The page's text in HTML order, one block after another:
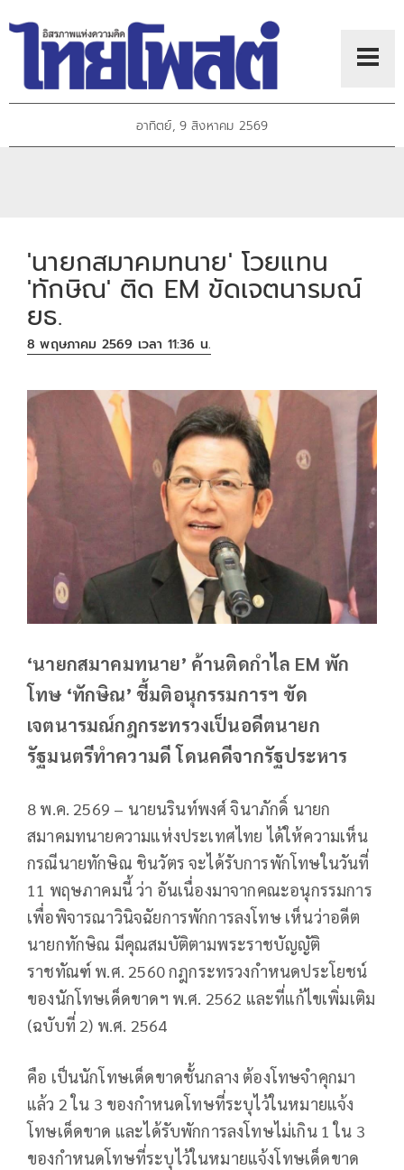
อาทิตย์, 9 สิงหาคม 2569
'นายกสมาคมทนาย' โวยแทน
'ทักษิณ' ติด EM ขัดเจตนารมณ์
ยธ.
8 พฤษภาคม 2569 เวลา 11:36 น.
‘นายกสมาคมทนาย’ ค้านติดกำไล EM พัก
โทษ ‘ทักษิณ’ ชี้มติอนุกรรมการฯ ขัด
เจตนารมณ์กฎกระทรวงเป็นอดีตนายก
รัฐมนตรีทำความดี โดนคดีจากรัฐประหาร
8 พ.ค. 2569 – นายนรินท์พงศ์ จินาภักดิ์ นายก
สมาคมทนายความแห่งประเทศไทย ได้ให้ความเห็น
กรณีนายทักษิณ ชินวัตร จะได้รับการพักโทษในวันที่
11 พฤษภาคมนี้ ว่า อันเนื่องมาจากคณะอนุกรรมการ
เพื่อพิจารณาวินิจฉัยการพักการลงโทษ เห็นว่าอดีต
นายกทักษิณ มีคุณสมบัติตามพระราชบัญญัติ
ราชทัณฑ์ พ.ศ. 2560 กฎกระทรวงกำหนดประโยชน์
ของนักโทษเด็ดขาดฯ พ.ศ. 2562 และที่แก้ไขเพิ่มเติม
(ฉบับที่ 2) พ.ศ. 2564
คือ เป็นนักโทษเด็ดขาดชั้นกลาง ต้องโทษจำคุกมา
แล้ว 2 ใน 3 ของกำหนดโทษที่ระบุไว้ในหมายแจ้ง
โทษเด็ดขาด และได้รับพักการลงโทษไม่เกิน 1 ใน 3
ของกำหนดโทษที่ระบุไว้ในหมายแจ้งโทษเด็ดขาด